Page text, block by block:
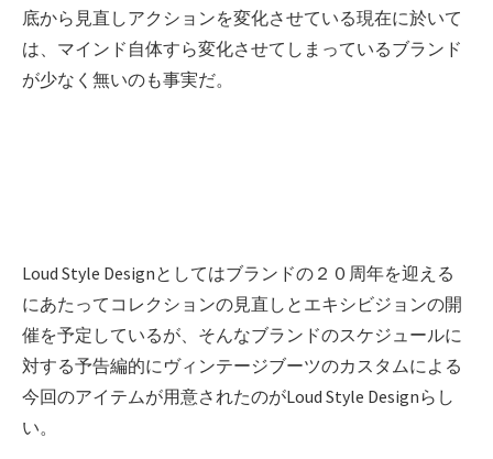
底から見直しアクションを変化させている現在に於いて
は、マインド自体すら変化させてしまっているブランド
が少なく無いのも事実だ。
Loud Style Designとしてはブランドの２０周年を迎える
にあたってコレクションの見直しとエキシビジョンの開
催を予定しているが、そんなブランドのスケジュールに
対する予告編的にヴィンテージブーツのカスタムによる
今回のアイテムが用意されたのがLoud Style Designらし
い。